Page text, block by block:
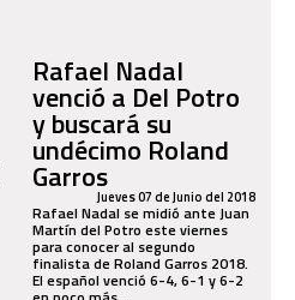
Rafael Nadal
venció a Del Potro
y buscará su
undécimo Roland
GarrosJueves 07 de Junio del 2018
Rafael Nadal se midió ante Juan
Martín del Potro este viernes
para conocer al segundo
finalista de Roland Garros 2018.
El español venció 6-4, 6-1 y 6-2